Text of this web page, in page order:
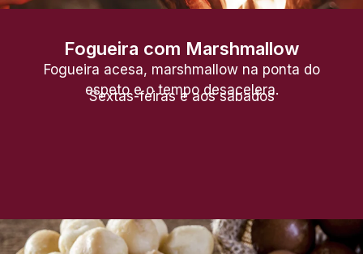
Fogueira com Marshmallow
Fogueira acesa, marshmallow na ponta do
espeto e o tempo desacelera.
Sextas-feiras e aos sábados